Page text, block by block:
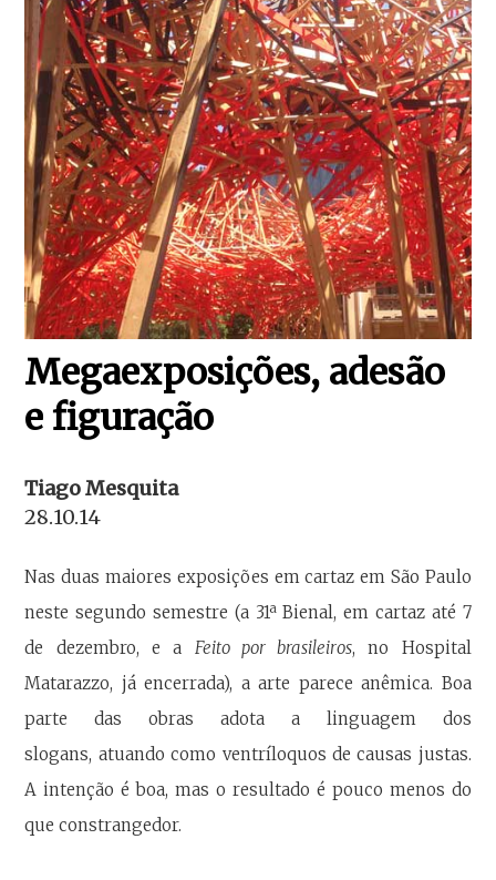
Megaexposições, adesão
e figuração
Tiago Mesquita
28.10.14
Nas duas maiores exposições em cartaz em São Paulo
neste segundo semestre (a 31ª Bienal, em cartaz até 7
de dezembro, e a Feito por brasileiros, no Hospital
Matarazzo, já encerrada), a arte parece anêmica. Boa
parte das obras adota a linguagem dos
slogans, atuando como ventríloquos de causas justas.
A intenção é boa, mas o resultado é pouco menos do
que constrangedor.